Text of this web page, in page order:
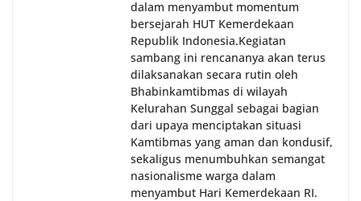
dalam menyambut momentum
bersejarah HUT Kemerdekaan
Republik Indonesia.‎Kegiatan
sambang ini rencananya akan terus
dilaksanakan secara rutin oleh
Bhabinkamtibmas di wilayah
Kelurahan Sunggal sebagai bagian
dari upaya menciptakan situasi
Kamtibmas yang aman dan kondusif,
sekaligus menumbuhkan semangat
nasionalisme warga dalam
menyambut Hari Kemerdekaan RI.